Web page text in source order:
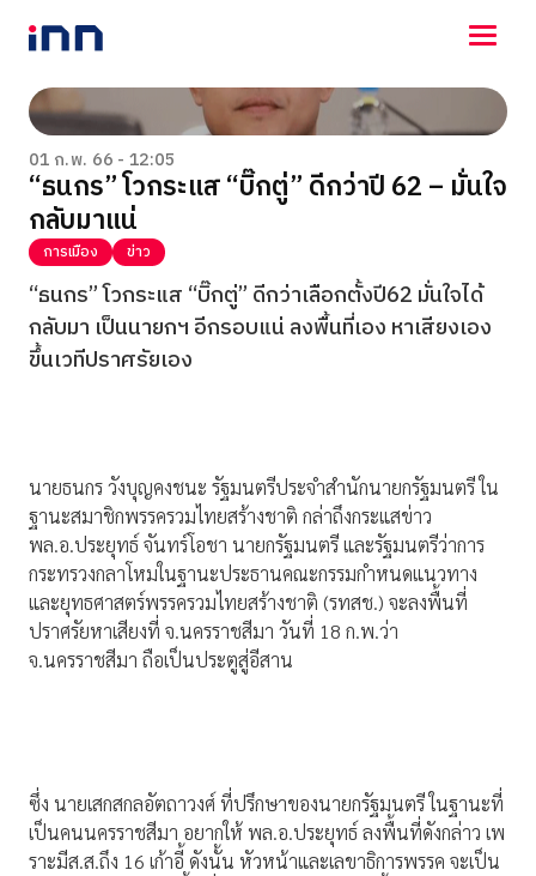
NEWS
ENTERTAINMENT
LIFESTYLE
HOROSCOPE
LOTTERY
VIDEO
ร่วมด้วยช่วยกัน
01 ก.พ. 66 - 12:05
“ธนกร” โวกระแส “บิ๊กตู่” ดีกว่าปี 62 – มั่นใจ
กลับมาแน่
การเมือง ข่าว
“ธนกร” โวกระแส “บิ๊กตู่” ดีกว่าเลือกตั้งปี62 มั่นใจได้
กลับมา เป็นนายกฯ อีกรอบแน่ ลงพื้นที่เอง หาเสียงเอง
ขึ้นเวทีปราศรัยเอง
นายธนกร วังบุญคงชนะ รัฐมนตรีประจำสำนักนายกรัฐมนตรี ใน
ฐานะสมาชิกพรรครวมไทยสร้างชาติ กล่าถึงกระแสข่าว
พล.อ.ประยุทธ์ จันทร์โอชา นายกรัฐมนตรี และรัฐมนตรีว่าการ
กระทรวงกลาโหมในฐานะประธานคณะกรรมกำหนดแนวทาง
และยุทธศาสตร์พรรครวมไทยสร้างชาติ (รทสช.) จะลงพื้นที่
ปราศรัยหาเสียงที่ จ.นครราชสีมา วันที่ 18 ก.พ.ว่า
จ.นครราชสีมา ถือเป็นประตูสู่อีสาน
ซึ่ง นายเสกสกลอัตถาวงศ์ ที่ปรึกษาของนายกรัฐมนตรี ในฐานะที่
เป็นคนนครราชสีมา อยากให้ พล.อ.ประยุทธ์ ลงพื้นที่ดังกล่าว เพ
ราะมีส.ส.ถึง 16 เก้าอี้ ดังนั้น หัวหน้าและเลขาธิการพรรค จะเป็น